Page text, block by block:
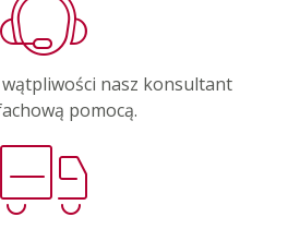
nasz konsultant
pomocą.